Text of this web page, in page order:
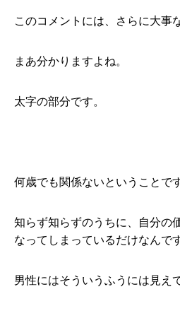
このコメントには、さらに大事
まあ分かりますよね。
太字の部分です。
何歳でも関係ないということです
知らず知らずのうちに、自分の
なってしまっているだけなんです
男性にはそういうふうには見え